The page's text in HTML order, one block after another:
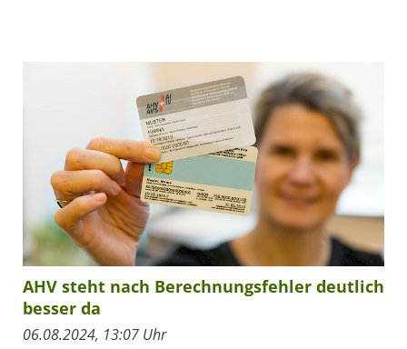
AHV steht nach Berechnungsfehler deutlich
besser da
06.08.2024, 13:07 Uhr